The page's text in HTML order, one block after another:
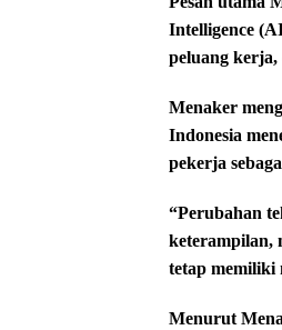
Intelligence
peluang
Menaker
Indonesia
pekerja
“Perubahan
keterampilan,
tetap memiliki
Menurut